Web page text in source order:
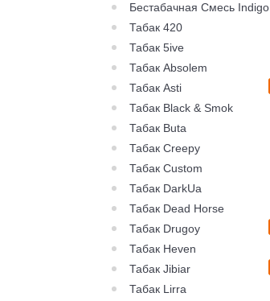
Бестабачная Смесь Indigo
Табак 420
Табак 5ive
Табак Absolem
Табак Asti
Табак Black & Smok
Табак Buta
Табак Creepy
Табак Custom
Табак DarkUa
Табак Dead Horse
Табак Drugoy
Табак Heven
Табак Jibiar
Табак Lirra